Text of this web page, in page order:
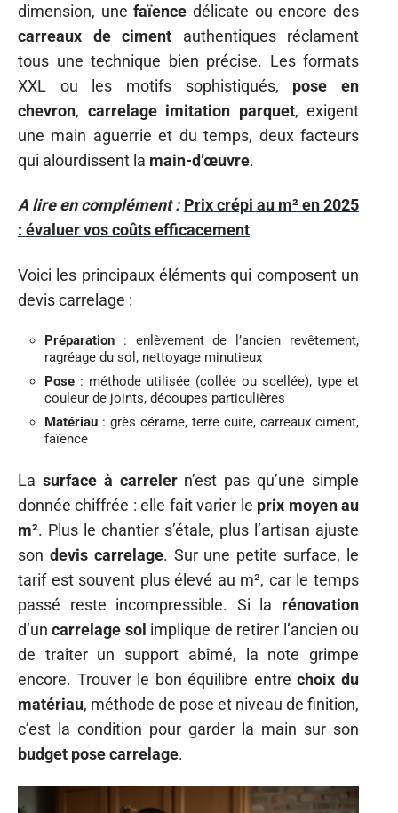
dimension, unefaïence délicate ou encore des
carreaux de ciment authentiques réclament
tous une technique bien précise. Les formats
XXL ou les motifs sophistiqués, pose en
chevron, carrelage imitation parquet, exigent
une main aguerrie et du temps, deux facteurs
qui alourdissent la main-d’œuvre.
A lire en complément : Prix crépi au m² en 2025
: évaluer vos coûts efficacement
Voici les principaux éléments qui composent un
devis carrelage :
Préparation : enlèvement de l’ancien revêtement,
ragréage du sol, nettoyage minutieux
Pose : méthode utilisée (collée ou scellée), type et
couleur de joints, découpes particulières
Matériau : grès cérame, terre cuite, carreaux ciment,
faïence
La surface à carrelern’est pas qu’une simple
donnée chiffrée : elle fait varier le prix moyen au
m². Plus le chantier s’étale, plus l’artisan ajuste
son devis carrelage. Sur une petite surface, le
tarif est souvent plus élevé au m², car le temps
passé reste incompressible. Si la rénovation
d’uncarrelage sol implique de retirer l’ancien ou
de traiter un support abîmé, la note grimpe
encore. Trouver le bon équilibre entrechoix du
matériau, méthode de pose et niveau de finition,
c’est la condition pour garder la main sur son
budget pose carrelage.